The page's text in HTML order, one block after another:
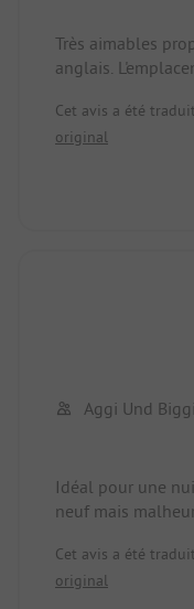
Très aimables
anglais.
sanitaires étaient
restaurant et le
Cet avis a été
original
Aggi Und Biggi
Idéal pour une
neuf mais
Cet avis a été
original